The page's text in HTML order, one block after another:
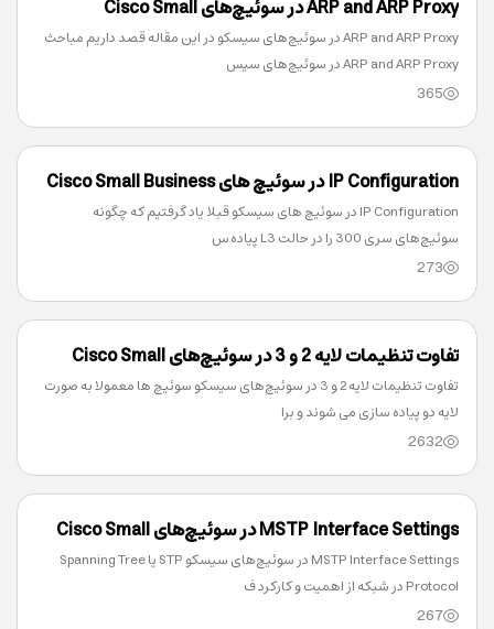
ARP and ARP Proxy در سوئیچ‌های Cisco Small
Business
ARP and ARP Proxy در سوئیچ‌های سیسکو در این مقاله قصد داریم مباحث
ARP and ARP Proxy در سوئیچ‌های سیس
365
IP Configuration در سوئیچ های Cisco Small Business
IP Configuration در سوئیچ های سیسکو قبلا یاد گرفتیم که چگونه
سوئیچ‌های سری 300 را در حالت L3 پیاده س
273
تفاوت تنظیمات لایه 2 و 3 در سوئیچ‌های Cisco Small
Business
تفاوت تنظیمات لایه 2 و 3 در سوئیچ‌های سیسکو سوئیچ ها معمولا به صورت
لایه دو پیاده سازی می شوند و برا
2632
MSTP Interface Settings در سوئیچ‌های Cisco Small
Business
MSTP Interface Settings در سوئیچ‌های سیسکو STP یا Spanning Tree
Protocol در شبکه از اهمیت و کارکرد ف
267